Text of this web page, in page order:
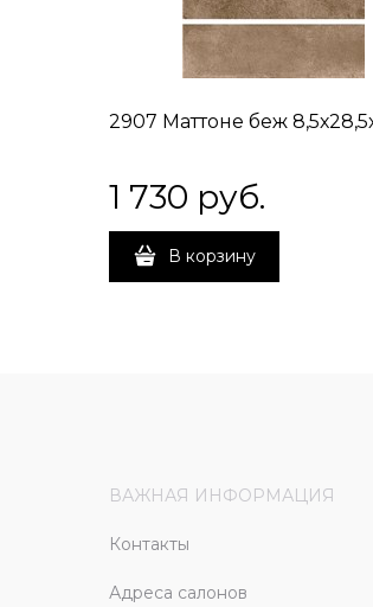
2907 Маттоне беж
1 730 руб.
В корзину
ВАЖНАЯ ИНФОРМАЦИЯ
Контакты
Адреса салонов